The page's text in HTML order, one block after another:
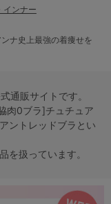
インナー
ナ史上最強の着痩せを
通販サイトです。
肉0ブラ]チュチュア
ントレッドブラとい
を扱っています。